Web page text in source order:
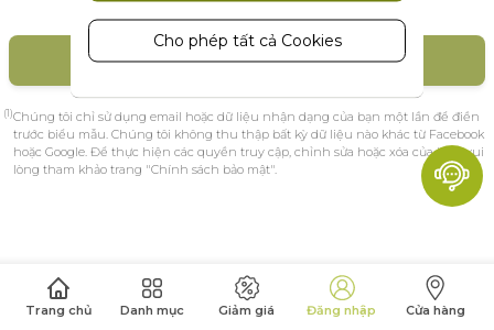
Trang chủ Danh mục Giảm giá Đăng nhập Cửa hàng
TẠO TÀI KHOẢN
(1)Chúng tôi chỉ sử dụng email hoặc dữ liệu nhận dạng của bạn một lần để điền
trước biểu mẫu. Chúng tôi không thu thập bất kỳ dữ liệu nào khác từ Facebook
hoặc Google. Để thực hiện các quyền truy cập, chỉnh sửa hoặc xóa của bạn, vui
lòng tham khảo trang "Chính sách bảo mật".
dõi và thu thập các hành động của
khách truy cập trên trang web. Cookie
lưu trữ dữ liệu người dùng và thông tin
cáo nhắm mục tiêu đến nhiều nhóm
đối tượng hơn. Ngoài ra, trải nghiệm
người dùng tùy chỉnh hơn có thể
được cung cấp theo thông tin thu
Phân tích
Cho phép tất cả Cookies